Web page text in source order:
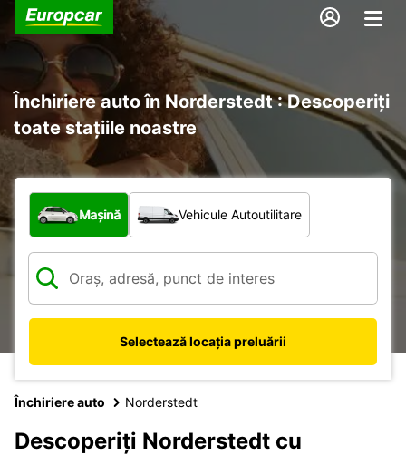
Închiriere auto în Norderstedt : Descoperiți
toate stațiile noastre
Ce tip de vehicul?
Mașină Vehicule Autoutilitare
Selectează locația preluării
Închiriere auto Norderstedt
Descoperiți Norderstedt cu